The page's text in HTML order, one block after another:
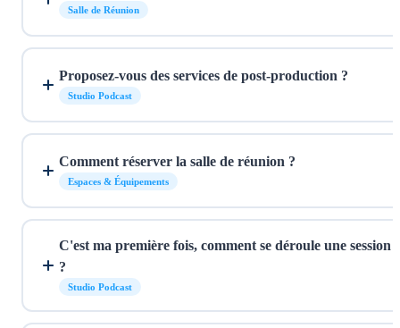
Salle de Réunion
Proposez-vous des services de post-production ?
Studio Podcast
Comment réserver la salle de réunion ?
Espaces & Équipements
C'est ma première fois, comment se déroule une session
?
Studio Podcast